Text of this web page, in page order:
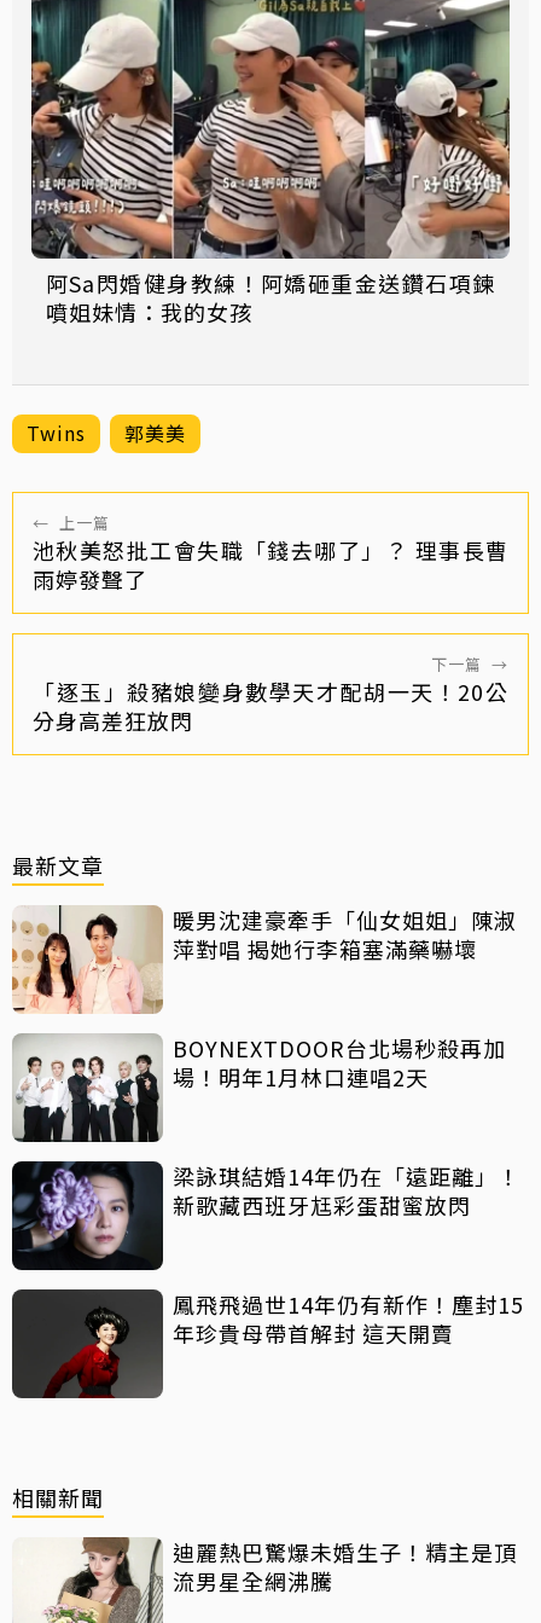
阿Sa閃婚健身教練！阿嬌砸重金送鑽石項鍊
噴姐妹情：我的女孩
Twins 郭美美
← 上一篇
池秋美怒批工會失職「錢去哪了」？ 理事長曹
雨婷發聲了
下一篇 →
「逐玉」殺豬娘變身數學天才配胡一天！20公
分身高差狂放閃
最新文章
暖男沈建豪牽手「仙女姐姐」陳淑
萍對唱 揭她行李箱塞滿藥嚇壞
BOYNEXTDOOR台北場秒殺再加
場！明年1月林口連唱2天
梁詠琪結婚14年仍在「遠距離」！
新歌藏西班牙尪彩蛋甜蜜放閃
鳳飛飛過世14年仍有新作！塵封15
年珍貴母帶首解封 這天開賣
相關新聞
迪麗熱巴驚爆未婚生子！精主是頂
流男星全網沸騰